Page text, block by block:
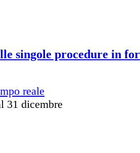
singole procedure in
reale
31 dicembre